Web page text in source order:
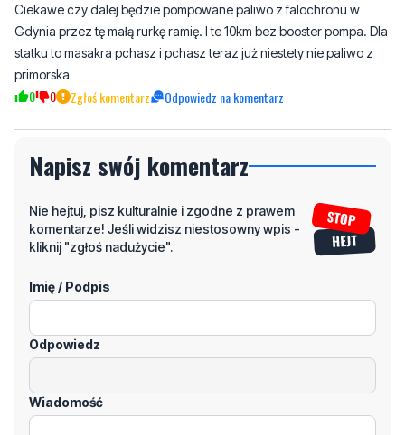
primorska
0 0 Zgłoś komentarz Odpowiedz na komentarz
Napisz swój komentarz
komentarze! Jeśli widzisz niestosowny wpis -
kliknij "zgłoś nadużycie".
Imię / Podpis
Odpowiedz
Wiadomość